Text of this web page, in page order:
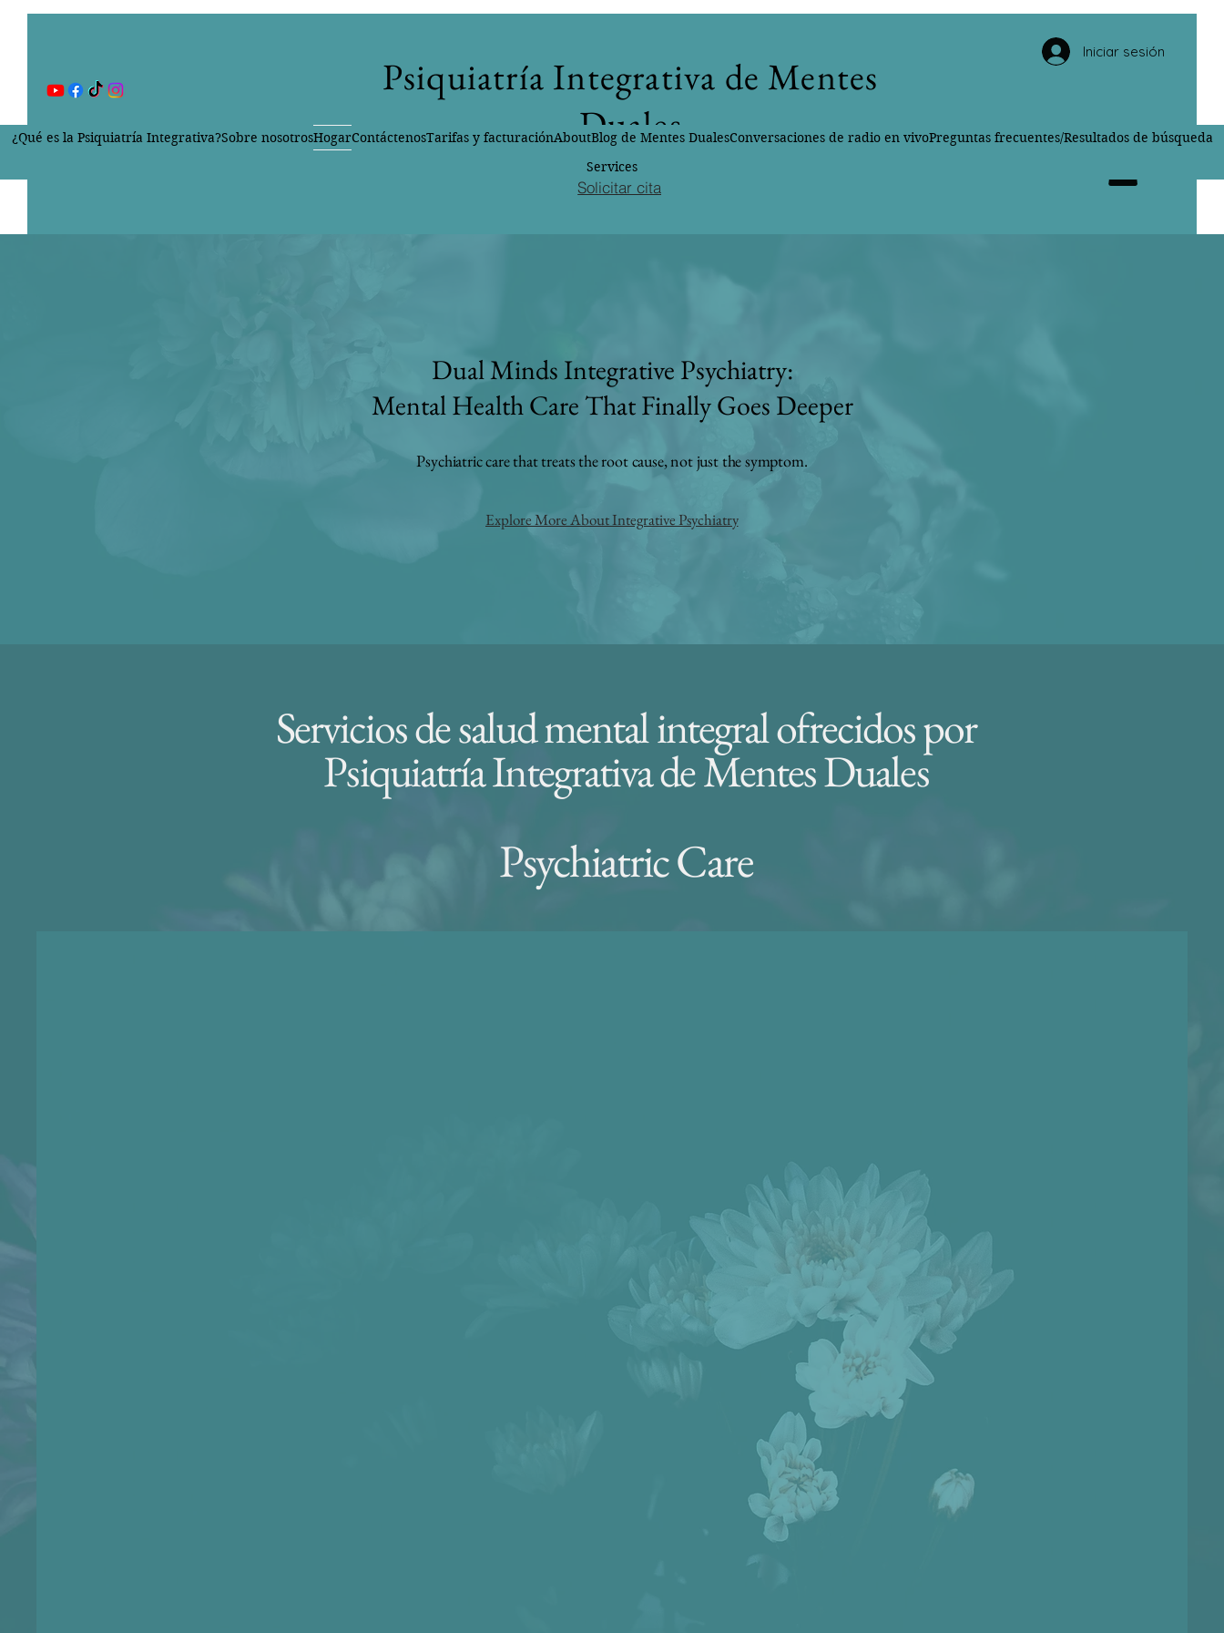
Psiquiatría Integrativa de Mentes
Duales
Solicitar cita
Iniciar sesión
¿Qué es la Psiquiatría Integrativa?Sobre nosotrosHogarContáctenosTarifas y facturaciónAboutBlog de Mentes DualesConversaciones de radio en vivoPreguntas frecuentes/Resultados de búsqueda
Services
Dual Minds Integrative Psychiatry:
Mental Health Care That Finally Goes Deeper
Psychiatric care that treats the root cause,not just the symptom​.
Explore More About Integrative Psychiatry
Servicios de salud mental integral ofrecidos por
Psiquiatría Integrativa de Mentes Duales
Psychiatric Care